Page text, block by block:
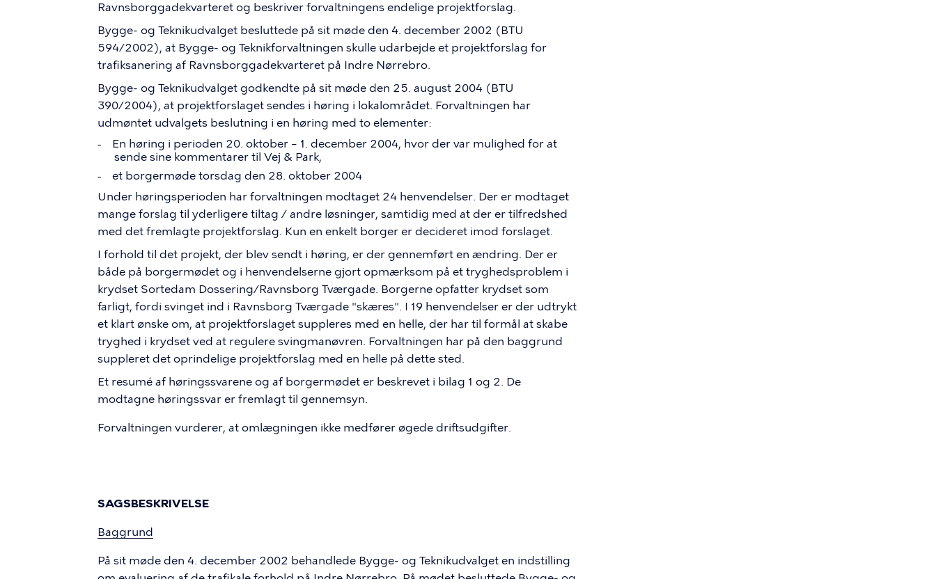
Ravnsborggadekvarteret og beskriver forvaltningens endelige projektforslag.
Bygge- og Teknikudvalget besluttede på sit møde den 4. december 2002 (BTU
594/2002), at Bygge- og Teknikforvaltningen skulle udarbejde et projektforslag for
trafiksanering af Ravnsborggadekvarteret på Indre Nørrebro.
Bygge- og Teknikudvalget godkendte på sit møde den 25. august 2004 (BTU
390/2004), at projektforslaget sendes i høring i lokalområdet. Forvaltningen har
udmøntet udvalgets beslutning i en høring med to elementer:
-
En høring i perioden 20. oktober – 1. december 2004, hvor der var mulighed for at
sende sine kommentarer til Vej & Park,
-
et borgermøde torsdag den 28. oktober 2004
Under høringsperioden har forvaltningen modtaget 24 henvendelser. Der er modtaget
mange forslag til yderligere tiltag / andre løsninger, samtidig med at der er tilfredshed
med det fremlagte projektforslag. Kun en enkelt borger er decideret imod forslaget.
I forhold til det projekt, der blev sendt i høring, er der gennemført en ændring. Der er
både på borgermødet og i henvendelserne gjort opmærksom på et tryghedsproblem i
krydset Sortedam Dossering/Ravnsborg Tværgade. Borgerne opfatter krydset som
farligt, fordi svinget ind i Ravnsborg Tværgade "skæres". I 19 henvendelser er der udtrykt
et klart ønske om, at projektforslaget suppleres med en helle, der har til formål at skabe
tryghed i krydset ved at regulere svingmanøvren. Forvaltningen har på den baggrund
suppleret det oprindelige projektforslag med en helle på dette sted.
Et resumé af høringssvarene og af borgermødet er beskrevet i bilag 1 og 2. De
modtagne høringssvar er fremlagt til gennemsyn.
Forvaltningen vurderer, at omlægningen ikke medfører øgede driftsudgifter.
SAGSBESKRIVELSE
Baggrund
På sit møde den 4. december 2002 behandlede Bygge- og Teknikudvalget en indstilling